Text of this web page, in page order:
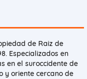
de Raiz de
Especializados en
en el suroccidente de
y oriente cercano de